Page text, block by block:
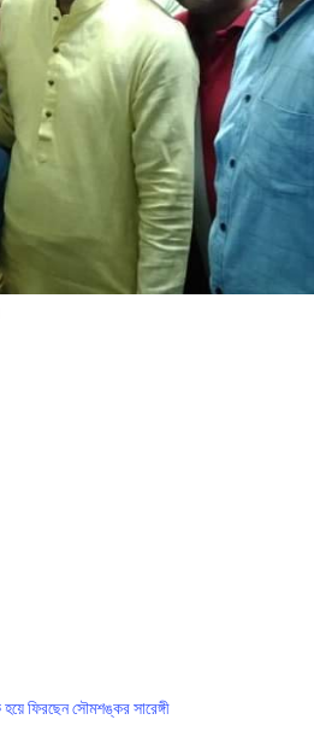
ফিরছেন সৌমশঙ্কর সারেঙ্গী